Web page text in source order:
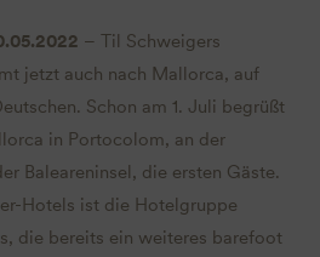
– Til Schweigers
jetzt auch nach Mallorca, auf
Schon am 1. Juli begrüßt
in Portocolom, an der
Baleareninsel, die ersten Gäste.
Hotels ist die Hotelgruppe
die bereits ein weiteres barefoot